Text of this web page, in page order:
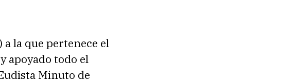
a la que pertenece el
apoyado todo el
Minuto de